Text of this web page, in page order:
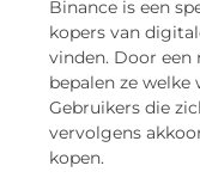
Binance is een
kopers van
vinden. Door een
bepalen ze welke
Gebruikers die
vervolgens
kopen.